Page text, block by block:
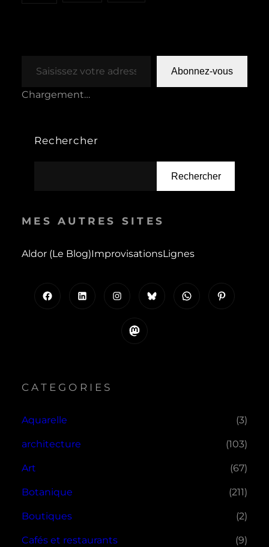
Abonnez-vous
Chargement…
Rechercher
Rechercher
MES AUTRES SITES
Aldor (le Blog)ImprovisationsLignes
Instagram WhatsApp
Mastodon
CATEGORIES
Aquarelle (3)
architecture (103)
Art (67)
Botanique (211)
Boutiques (2)
Cafés et restaurants (9)